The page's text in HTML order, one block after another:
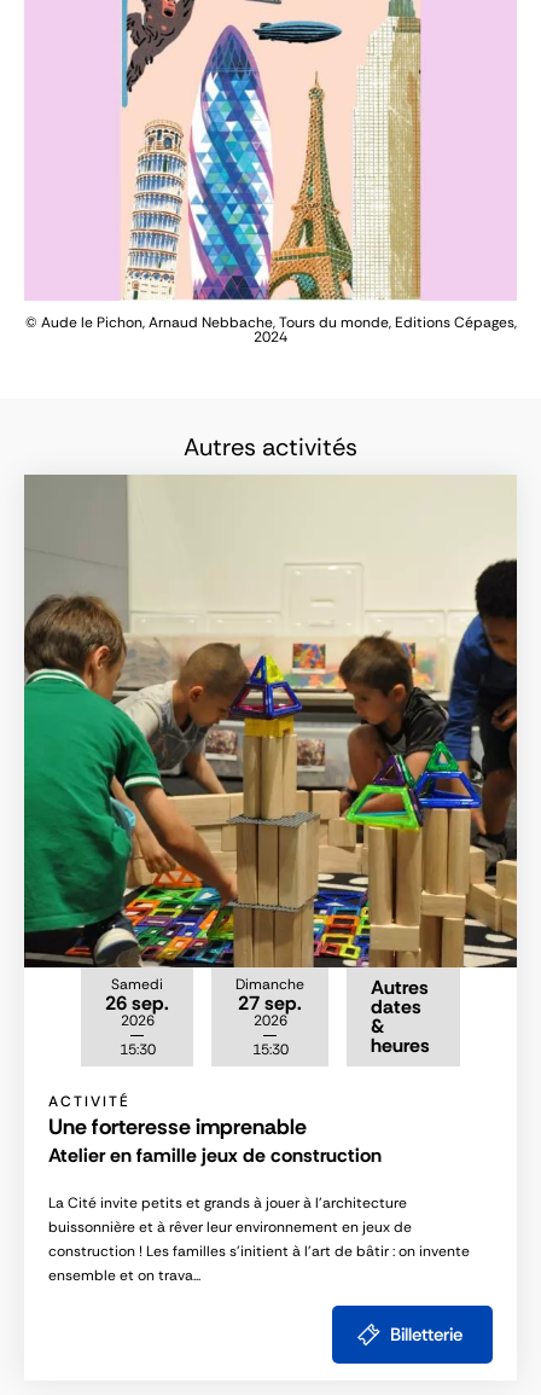
© Aude le Pichon, Arnaud Nebbache, Tours du monde, Editions Cépages,
2024
Autres activités
Samedi
26 sep.
2026
15:30
Dimanche
27 sep.
2026
15:30
Autres
dates
&
heures
ACTIVITÉ
Une forteresse imprenable
Atelier en famille jeux de construction
La Cité invite petits et grands à jouer à l’architecture
buissonnière et à rêver leur environnement en jeux de
construction ! Les familles s’initient à l’art de bâtir : on invente
ensemble et on trava...
Billetterie